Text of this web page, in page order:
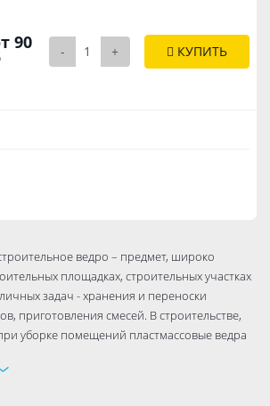
90
- + КУПИТЬ
ведро – предмет, широко
площадках, строительных участках
задач - хранения и переноски
приготовления смесей. В строительстве,
уборке помещений пластмассовые ведра
- легкое, твердое, стойкое к